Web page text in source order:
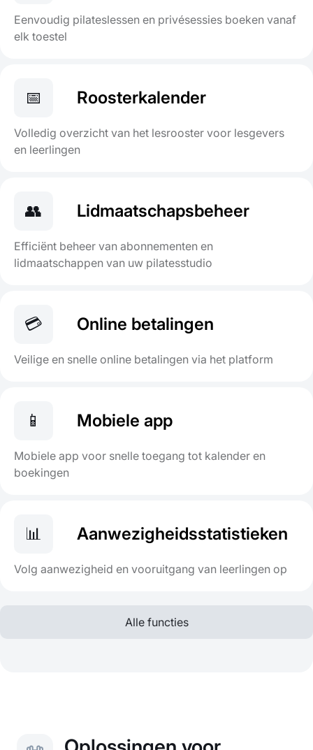
Eenvoudig pilateslessen en privésessies boeken vanaf
elk toestel
📅 Roosterkalender
Volledig overzicht van het lesrooster voor lesgevers
en leerlingen
👥 Lidmaatschapsbeheer
Efficiënt beheer van abonnementen en
lidmaatschappen van uw pilatesstudio
💳 Online betalingen
Veilige en snelle online betalingen via het platform
📱 Mobiele app
Mobiele app voor snelle toegang tot kalender en
boekingen
📊 Aanwezigheidsstatistieken
Volg aanwezigheid en vooruitgang van leerlingen op
Alle functies